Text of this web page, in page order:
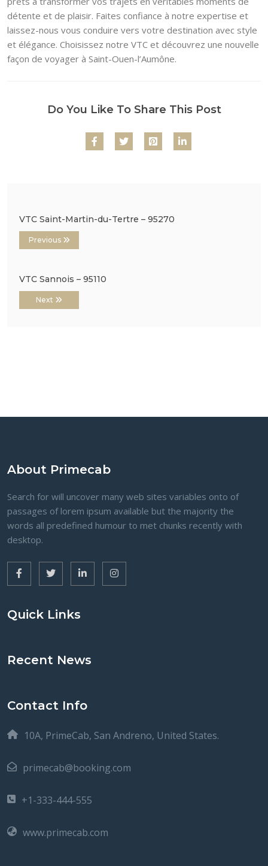
détente et de plaisir. Faites confiance à notre expertise et
laissez-nous vous conduire vers votre destination avec style
et élégance. Choisissez notre VTC et découvrez une nouvelle
façon de voyager à Saint-Ouen-l’Aumône.
Do You Like To Share This Post
VTC Saint-Martin-du-Tertre – 95270
Previous
VTC Sannois – 95110
Next
About Primecab
Search for will uncover many web sites variables onto of
passages of lorem ipsum available but the majority the
words all predefined humour to met chunks recently with
desktop.
Quick Links
Recent News
Contact Info
10A, PrimeCab, San Andreno, United States.
primecab@booking.com
+1-333-444-555
www.primecab.com